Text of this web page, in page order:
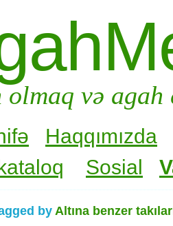
olmaq və
Haqqımızda
Sosial
by Altına benzer